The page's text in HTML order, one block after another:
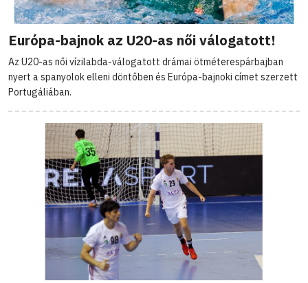
Európa-bajnok az U20-as női válogatott!
Az U20-as női vízilabda-válogatott drámai ötméterespárbajban
nyert a spanyolok elleni döntőben és Európa-bajnoki címet szerzett
Portugáliában.